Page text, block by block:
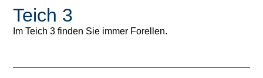
Teich 3
Im Teich 3 finden Sie immer Forellen.